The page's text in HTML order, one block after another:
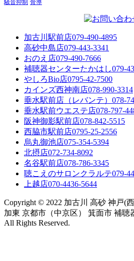
騒音抑制 骨導
加古川駅前店079-490-4895
高砂中島店079-443-3341
おのえ店079-490-7666
補聴器センターたかはし079-
やしろBio店0795-42-7500
カインズ西神南店078-990-3314
垂水駅前店（レバンテ） 078-
垂水駅前ウエステ店078-797-
阪神御影駅前店078-842-5515
西脇市駅前店0795-25-2556
烏丸御池店075-354-5394
北摂店072-734-8092
名谷駅前店078-786-3345
聴こえのサロンクラルテ079-
上越店070-4436-5644
Copyright © 2022 加古川 高砂 神戸(
加東 京都市（中京区） 箕面市 補
All Rights Reserved.